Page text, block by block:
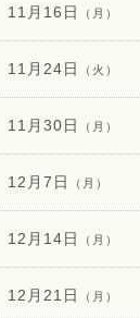
11月16日 （月）
11月24日 （火）
11月30日 （月）
12月7日 （月）
12月14日 （月）
12月21日 （月）